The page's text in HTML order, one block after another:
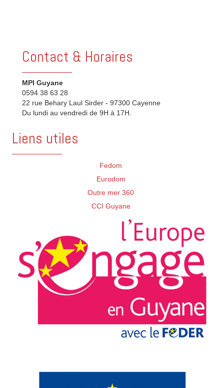
Contact & Horaires
MPI Guyane
0594 38 63 28
22 rue Behary Laul Sirder - 97300 Cayenne
Du lundi au vendredi de 9H à 17H.
Liens utiles
Fedom
Eurodom
Outre mer 360
CCI Guyane